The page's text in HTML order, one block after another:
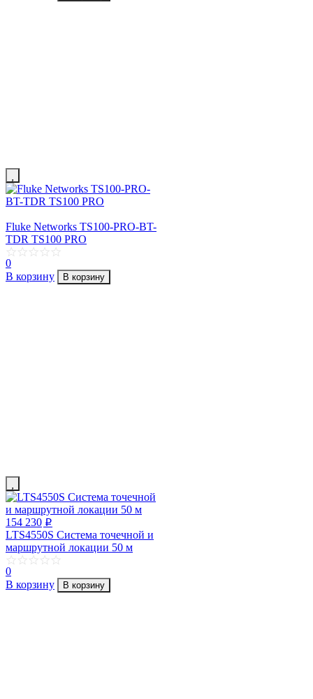
Fluke Networks TS100-PRO-BT-
TDR TS100 PRO
0
В корзину
В корзину
154 230 p
LTS4550S Система точечной и
маршрутной локации 50 м
0
В корзину
В корзину